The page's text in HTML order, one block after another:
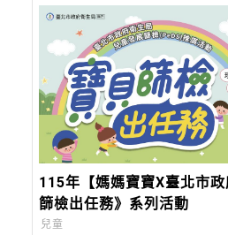
115年【媽媽寶寶X臺北市
篩檢出任務》系列活動
兒童